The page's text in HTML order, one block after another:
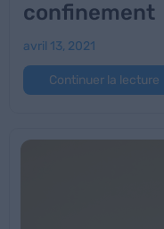
confinement
avril 13, 2021
Continuer la lecture